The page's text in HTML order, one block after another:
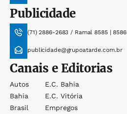
Publicidade
(71) 2886-2683 / Ramal 8585 | 8586
publicidade@grupoatarde.com.br
Canais e Editorias
Autos
Bahia
Brasil
E.c. Bahia
E.c. Vitória
Empregos